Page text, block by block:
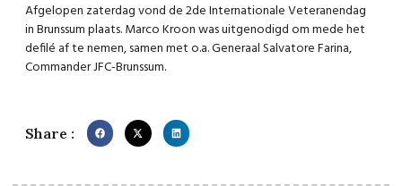
Afgelopen zaterdag vond de 2de Internationale Veteranendag
in Brunssum plaats. Marco Kroon was uitgenodigd om mede het
defilé af te nemen, samen met o.a. Generaal Salvatore Farina,
Commander JFC-Brunssum.
Share :